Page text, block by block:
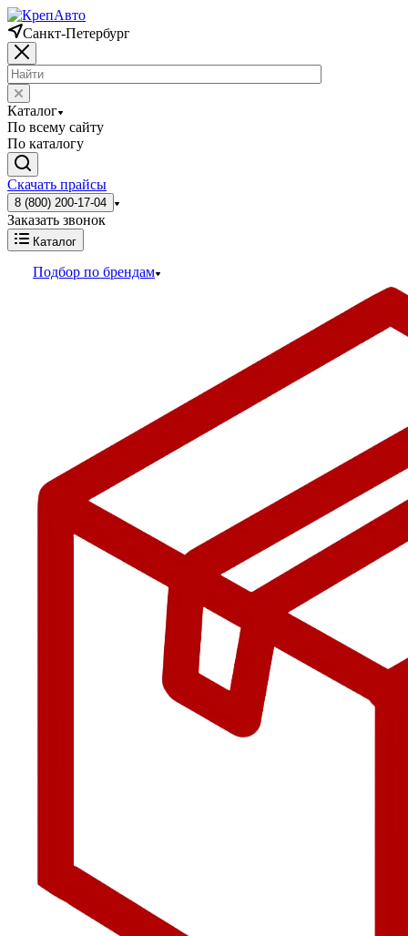
Санкт-Петербург
Каталог
По всему сайту
По каталогу
Скачать прайсы
8 (800) 200-17-04
Заказать звонок
Каталог
Подбор по брендам